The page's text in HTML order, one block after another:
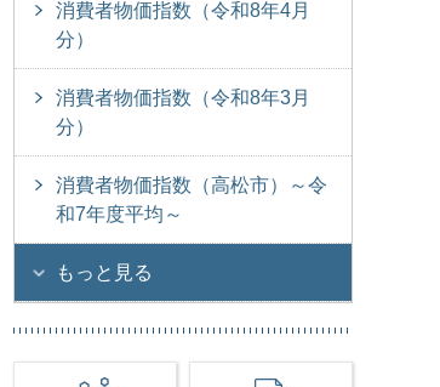
消費者物価指数（令和8年4月
分）
消費者物価指数（令和8年3月
分）
消費者物価指数（高松市）～令
和7年度平均～
もっと見る